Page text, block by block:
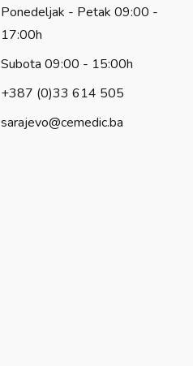
Ponedeljak - Petak 09:00 -
17:00h
Subota 09:00 - 15:00h
+387 (0)33 614 505
sarajevo@cemedic.ba